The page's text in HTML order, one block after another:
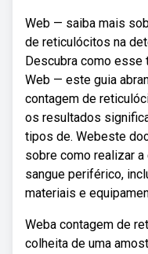
Web — saiba mais
de reticulócitos na
Descubra como esse
Web — este guia
contagem de
os resultados
tipos de. Webeste
sobre como realizar
sangue periférico,
materiais e
Weba contagem de
colheita de uma